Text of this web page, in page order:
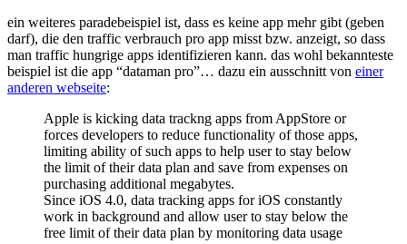
ein weiteres paradebeispiel ist, dass es keine app mehr gibt (geben
darf), die den traffic verbrauch pro app misst bzw. anzeigt, so dass
man traffic hungrige apps identifizieren kann. das wohl bekannteste
beispiel ist die app “dataman pro”… dazu ein ausschnitt von einer
anderen webseite:
Apple is kicking data trackng apps from AppStore or
forces developers to reduce functionality of those apps,
limiting ability of such apps to help user to stay below
the limit of their data plan and save from expenses on
purchasing additional megabytes.
Since iOS 4.0, data tracking apps for iOS constantly
work in background and allow user to stay below the
free limit of their data plan by monitoring data usage